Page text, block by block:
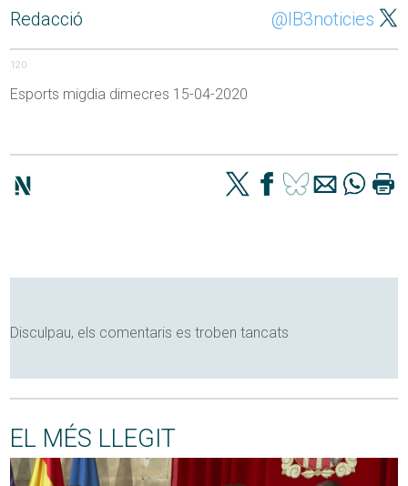
Redacció @IB3noticies
120
Esports migdia dimecres 15-04-2020
Disculpau, els comentaris es troben tancats
EL MÉS LLEGIT